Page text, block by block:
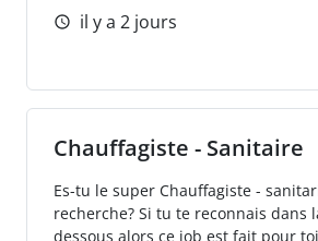
il y a 2 jours
Chauffagiste - Sanitaire
Es-tu le super Chauffagiste -
recherche? Si tu te reconnais dans
dessous alors ce job est fait pour